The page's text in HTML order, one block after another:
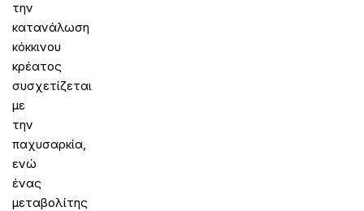
την
κατανάλωση
κόκκινου
κρέατος
συσχετίζεται
με
την
παχυσαρκία,
ενώ
ένας
μεταβολίτης